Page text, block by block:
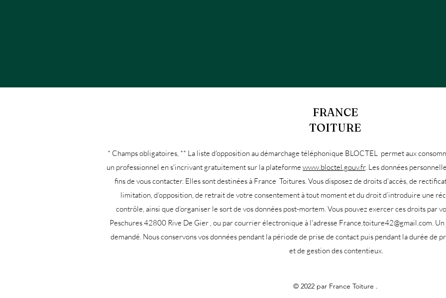
FRANCE
TOITURE
* Champs obligatoires, ** La liste d'opposition au démarchage téléphonique BLOCTEL permet aux
un professionnel en s'incrivant gratuitement sur la plateforme www.bloctel.gouv.fr. Les données
fins de vous contacter. Elles sont destinées à France Toitures. Vous disposez de droits d’accès, de
limitation, d’opposition, de retrait de votre consentement à tout moment et du droit d’introduire une
contrôle, ainsi que d’organiser le sort de vos données post-mortem. Vous pouvez exercer ces droits par
Peschures 42800 Rive De Gier , ou par courrier électronique à l'adresse France.toiture42@gmail.com.
demandé. Nous conservons vos données pendant la période de prise de contact puis pendant la durée de
et de gestion des contentieux.
© 2022 par France Toiture .